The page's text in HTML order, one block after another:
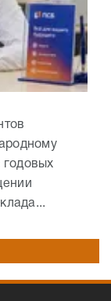
годовых